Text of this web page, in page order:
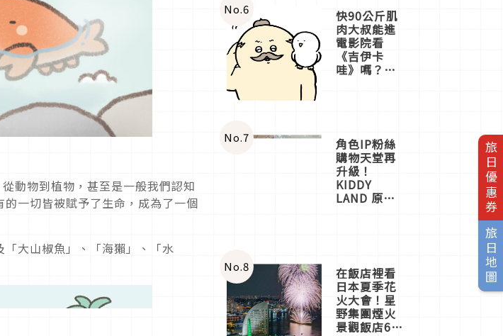
旅日優惠券
旅日地圖
動物到植物，甚至是一般我們認知
一切皆被賦予了生命，成為了一個
大山椒魚」、「海獺」、「水
No.6 快90公斤肌
肉大叔能進
電影院看
《吉伊卡
哇》嗎？日
一同給出了
答案
No.7 角色IP粉絲
購物天堂再
升級！
KIDDY
LAND 原宿
店3分即達
No.8 在飯店裡看
日本夏季花
火大會！星
野集團煙火
景觀飯店6